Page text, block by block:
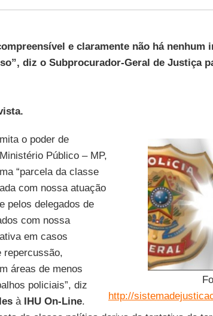
e claramente não há nenhum
diz o Subprocurador-Geral de Justiça
http://
o poder de
Público – MP,
“parcela da classe
com nossa atuação
pelos delegados de
com nossa
em casos
repercussão,
áreas de menos
policiais”, diz
à IHU On-Line.